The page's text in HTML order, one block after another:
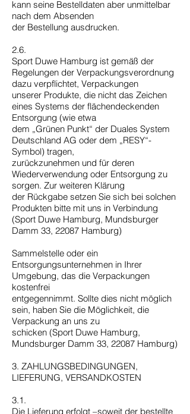
kann seine Bestelldaten aber unmittelbar
nach dem Absenden
der Bestellung ausdrucken.
2.6.
Sport Duwe Hamburg ist gemäß der
Regelungen der Verpackungsverordnung
dazu verpflichtet, Verpackungen
unserer Produkte, die nicht das Zeichen
eines Systems der flächendeckenden
Entsorgung (wie etwa
dem „Grünen Punkt“ der Duales System
Deutschland AG oder dem „RESY“-
Symbol) tragen,
zurückzunehmen und für deren
Wiederverwendung oder Entsorgung zu
sorgen. Zur weiteren Klärung
der Rückgabe setzen Sie sich bei solchen
Produkten bitte mit uns in Verbindung
(Sport Duwe Hamburg, Mundsburger
Damm 33, 22087 Hamburg)
Sammelstelle oder ein
Entsorgungsunternehmen in Ihrer
Umgebung, das die Verpackungen
kostenfrei
entgegennimmt. Sollte dies nicht möglich
sein, haben Sie die Möglichkeit, die
Verpackung an uns zu
schicken (Sport Duwe Hamburg,
Mundsburger Damm 33, 22087 Hamburg)
3. ZAHLUNGSBEDINGUNGEN,
LIEFERUNG, VERSANDKOSTEN
3.1.
Die Lieferung erfolgt –soweit der bestellte